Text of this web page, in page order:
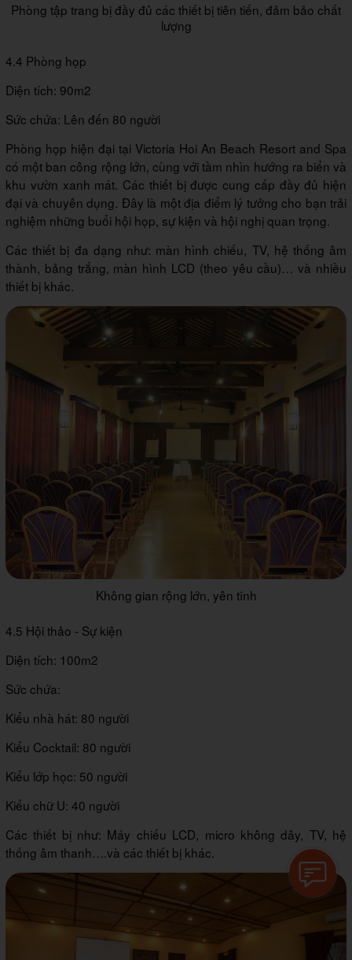
Phòng tập trang bị đầy đủ các thiết bị tiên tiến, đảm bảo chất
lượng
4.4 Phòng họp
Diện tích: 90m2
Sức chứa: Lên đến 80 người
Phòng họp hiện đại tại Victoria Hoi An Beach Resort and Spa
có một ban công rộng lớn, cùng với tầm nhìn hướng ra biển và
khu vườn xanh mát. Các thiết bị được cung cấp đầy đủ hiện
đại và chuyên dụng. Đây là một địa điểm lý tưởng cho bạn trải
nghiệm những buổi hội họp, sự kiện và hội nghị quan trọng.
Các thiết bị đa dạng như: màn hình chiếu, TV, hệ thống âm
thành, bảng trắng, màn hình LCD (theo yêu cầu)… và nhiều
thiết bị khác.
Không gian rộng lớn, yên tĩnh
4.5 Hội thảo - Sự kiện
Diện tích: 100m2
Sức chứa:
Kiểu nhà hát: 80 người
Kiểu Cocktail: 80 người
Kiểu lớp học: 50 người
Kiểu chữ U: 40 người
Các thiết bị như: Máy chiếu LCD, micro không dây, TV, hệ
thống âm thanh….và các thiết bị khác.